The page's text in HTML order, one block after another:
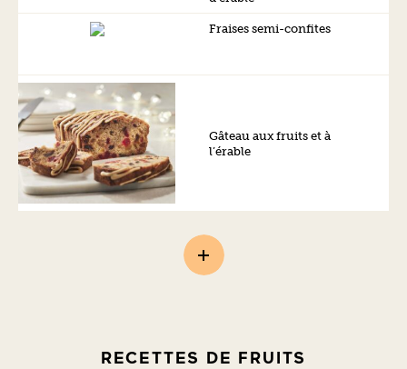
Fraises semi-confites
Gâteau aux fruits et à
l’érable
RECETTES DE FRUITS